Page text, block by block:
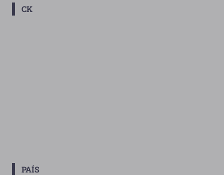
Novelas
CK
PAÍS